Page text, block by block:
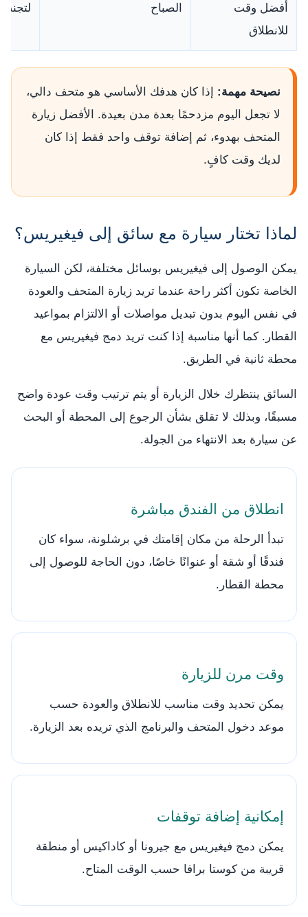
أفضل وقت
للانطلاق
الصباح
نصيحة مهمة: إذا كان هدفك الأساسي هو متحف دالي،
لا تجعل اليوم مزدحمًا بعدة مدن بعيدة. الأفضل زيارة
المتحف بهدوء، ثم إضافة توقف واحد فقط إذا كان
لديك وقت كافٍ.
لماذا تختار سيارة مع سائق إلى فيغيريس؟
يمكن الوصول إلى فيغيريس بوسائل مختلفة، لكن السيارة
الخاصة تكون أكثر راحة عندما تريد زيارة المتحف والعودة
في نفس اليوم بدون تبديل مواصلات أو الالتزام بمواعيد
القطار. كما أنها مناسبة إذا كنت تريد دمج فيغيريس مع
محطة ثانية في الطريق.
السائق ينتظرك خلال الزيارة أو يتم ترتيب وقت عودة واضح
مسبقًا، وبذلك لا تقلق بشأن الرجوع إلى المحطة أو البحث
عن سيارة بعد الانتهاء من الجولة.
انطلاق من الفندق مباشرة
تبدأ الرحلة من مكان إقامتك في برشلونة، سواء كان
فندقًا أو شقة أو عنوانًا خاصًا، دون الحاجة للوصول إلى
محطة القطار.
وقت مرن للزيارة
يمكن تحديد وقت مناسب للانطلاق والعودة حسب
موعد دخول المتحف والبرنامج الذي تريده بعد الزيارة.
إمكانية إضافة توقفات
يمكن دمج فيغيريس مع جيرونا أو كاداكيس أو منطقة
قريبة من كوستا برافا حسب الوقت المتاح.